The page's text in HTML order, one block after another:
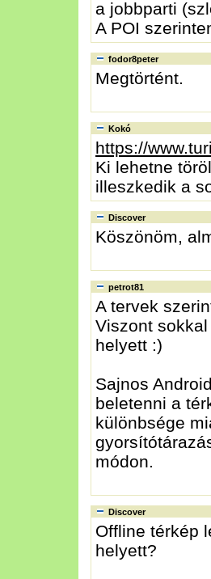
a jobbparti
A POI
fodor8peter
Megtörtént.
Kokó
https://
Ki lehetne
illeszkedik a
Discover
Köszönöm,
petrot81
A tervek
Viszont
helyett :)
Sajnos
beletenni a
különbsége
módon.
Discover
Offline térkép
helyett?